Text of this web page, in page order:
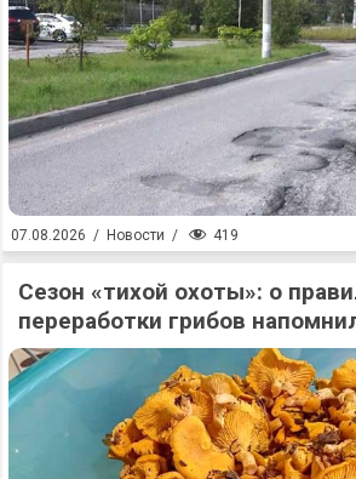
07.08.2026 / Новости / 419
Сезон «тихой охоты»: о
переработки грибов